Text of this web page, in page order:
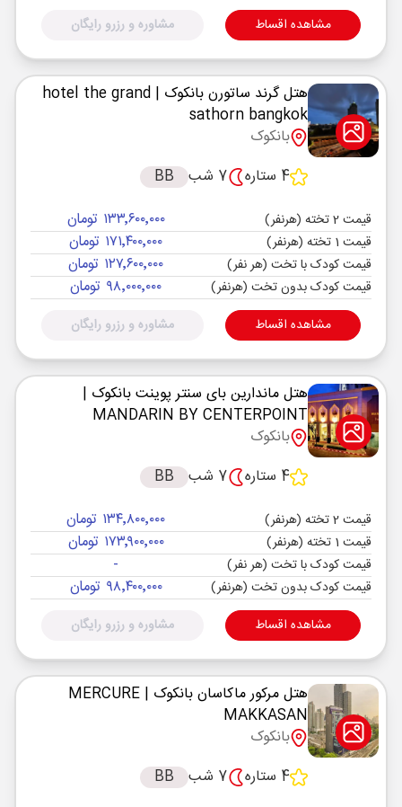
مشاهده اقساط مشاوره و رزرو رایگان
هتل گرند ساتورن بانکوک
| hotel the grand
sathorn bangkok
بانکوک
4 ستاره
7 شب BB
قیمت 2 تخته (هرنفر) ۱۳۳٬۶۰۰٬۰۰۰ تومان
قیمت 1 تخته (هرنفر) ۱۷۱٬۴۰۰٬۰۰۰ تومان
قیمت کودک با تخت (هر نفر) ۱۲۷٬۶۰۰٬۰۰۰ تومان
قیمت کودک بدون تخت (هرنفر) ۹۸٬۰۰۰٬۰۰۰ تومان
مشاهده اقساط مشاوره و رزرو رایگان
هتل ماندارین بای سنتر پوینت بانکوک |
MANDARIN BY CENTERPOINT
بانکوک
4 ستاره
7 شب BB
قیمت 2 تخته (هرنفر) ۱۳۴٬۸۰۰٬۰۰۰ تومان
قیمت 1 تخته (هرنفر) ۱۷۳٬۹۰۰٬۰۰۰ تومان
قیمت کودک با تخت (هر نفر) -
قیمت کودک بدون تخت (هرنفر) ۹۸٬۴۰۰٬۰۰۰ تومان
مشاهده اقساط مشاوره و رزرو رایگان
هتل مرکور ماکاسان بانکوک
| MERCURE
MAKKASAN
بانکوک
4 ستاره
7 شب BB